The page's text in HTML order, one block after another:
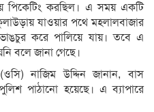
পিকেটিং করছিল। এ সময় একটি
যাওয়ার পথে মহলালবাজার
করে পালিয়ে যায়। তবে এ
বলে জানা গেছে।
(ওসি) নাজিম উদ্দিন জানান, বাস
পাঠানো হয়েছে। এ ব্যাপারে